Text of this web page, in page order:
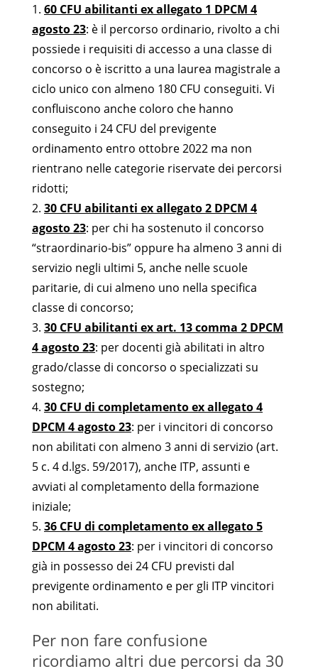
1. 60 CFU abilitanti ex allegato 1 DPCM 4
agosto 23: è il percorso ordinario, rivolto a chi
possiede i requisiti di accesso a una classe di
concorso o è iscritto a una laurea magistrale a
ciclo unico con almeno 180 CFU conseguiti. Vi
confluiscono anche coloro che hanno
conseguito i 24 CFU del previgente
ordinamento entro ottobre 2022 ma non
rientrano nelle categorie riservate dei percorsi
ridotti;
2. 30 CFU abilitanti ex allegato 2 DPCM 4
agosto 23: per chi ha sostenuto il concorso
“straordinario-bis” oppure ha almeno 3 anni di
servizio negli ultimi 5, anche nelle scuole
paritarie, di cui almeno uno nella specifica
classe di concorso;
3. 30 CFU abilitanti ex art. 13 comma 2 DPCM
4 agosto 23: per docenti già abilitati in altro
grado/classe di concorso o specializzati su
sostegno;
4. 30 CFU di completamento ex allegato 4
DPCM 4 agosto 23: per i vincitori di concorso
non abilitati con almeno 3 anni di servizio (art.
5 c. 4 d.lgs. 59/2017), anche ITP, assunti e
avviati al completamento della formazione
iniziale;
5. 36 CFU di completamento ex allegato 5
DPCM 4 agosto 23: per i vincitori di concorso
già in possesso dei 24 CFU previsti dal
previgente ordinamento e per gli ITP vincitori
non abilitati.
Per non fare confusione
ricordiamo altri due percorsi da 30